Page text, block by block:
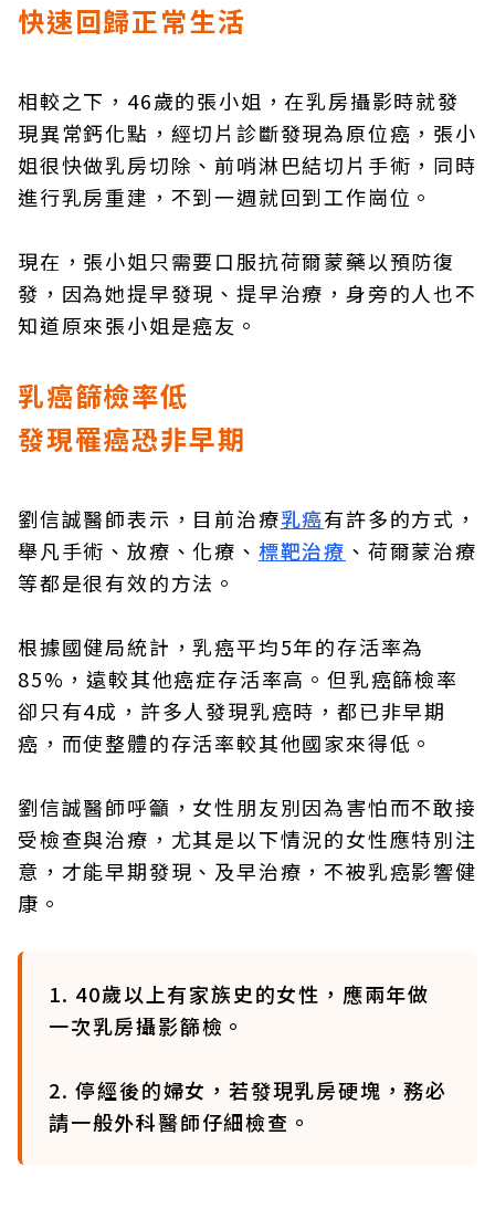
快速回歸正常生活
相較之下，46歲的張小姐，在乳房攝影時就發
現異常鈣化點，經切片診斷發現為原位癌，張小
姐很快做乳房切除、前哨淋巴結切片手術，同時
進行乳房重建，不到一週就回到工作崗位。
現在，張小姐只需要口服抗荷爾蒙藥以預防復
發，因為她提早發現、提早治療，身旁的人也不
知道原來張小姐是癌友。
乳癌篩檢率低
發現罹癌恐非早期
劉信誠醫師表示，目前治療乳癌有許多的方式，
舉凡手術、放療、化療、 標靶治療 、荷爾蒙治療
等都是很有效的方法。
根據國健局統計，乳癌平均5年的存活率為
85%，遠較其他癌症存活率高。但乳癌篩檢率
卻只有4成，許多人發現乳癌時，都已非早期
癌，而使整體的存活率較其他國家來得低。
劉信誠醫師呼籲，女性朋友別因為害怕而不敢接
受檢查與治療，尤其是以下情況的女性應特別注
意，才能早期發現、及早治療，不被乳癌影響健
康。
1. 40歲以上有家族史的女性，應兩年做
一次乳房攝影篩檢。
2. 停經後的婦女，若發現乳房硬塊，務必
請一般外科醫師仔細檢查。